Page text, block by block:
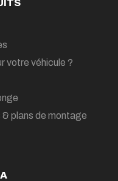
votre véhicule ?
plans de montage